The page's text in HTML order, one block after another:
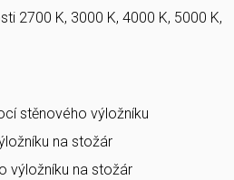
2700 K, 3000 K, 4000 K, 5000 K,
stěnového výložníku
na stožár
výložníku na stožár